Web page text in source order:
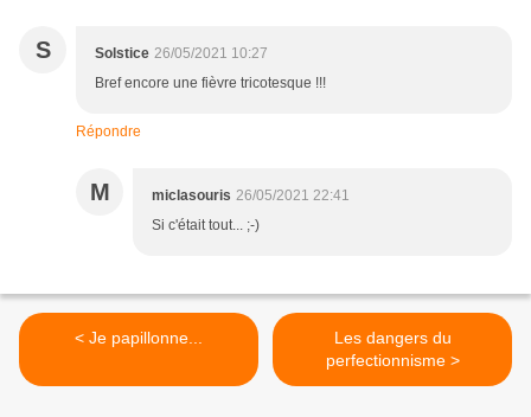
S Solstice 26/05/2021 10:27
Bref encore une fièvre tricotesque !!!
Répondre
M miclasouris 26/05/2021 22:41
Si c'était tout... ;-)
< Je papillonne...
Les dangers du
perfectionnisme >